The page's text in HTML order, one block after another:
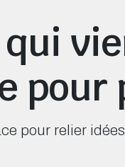
pour
pour relier